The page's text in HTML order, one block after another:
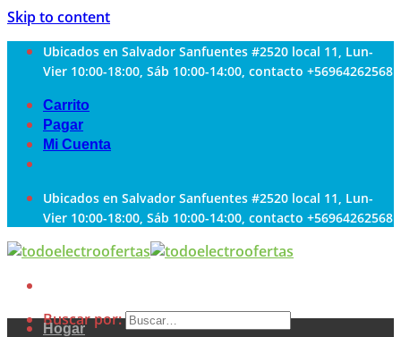
Skip to content
Ubicados en Salvador Sanfuentes #2520 local 11, Lun-
Vier 10:00-18:00, Sáb 10:00-14:00, contacto +56964262568
Carrito
Pagar
Mi Cuenta
Ubicados en Salvador Sanfuentes #2520 local 11, Lun-
Vier 10:00-18:00, Sáb 10:00-14:00, contacto +56964262568
Buscar por:
Hogar